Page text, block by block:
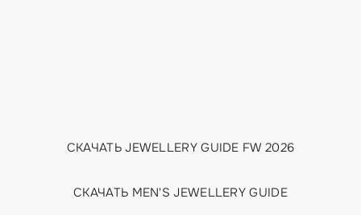
СКАЧАТЬ JEWELLERY GUIDE FW 2026
СКАЧАТЬ MEN'S JEWELLERY GUIDE